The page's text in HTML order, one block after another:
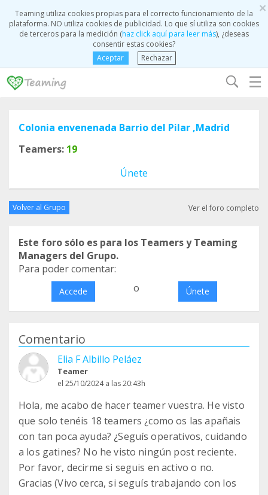
×
Teaming utiliza cookies propias para el correcto funcionamiento de la
plataforma. NO utiliza cookies de publicidad. Lo que sí utiliza son cookies
de terceros para la medición (haz click aquí para leer más), ¿deseas
consentir estas cookies?
Aceptar
Rechazar
☰
Colonia envenenada Barrio del Pilar ,Madrid
Teamers: 19
Únete
Volver al Grupo Ver el foro completo
Este foro sólo es para los Teamers y Teaming
Managers del Grupo.
Para poder comentar:
Accede o Únete
Comentario
Elia F Albillo Peláez
Teamer
el 25/10/2024 a las 20:43h
Hola, me acabo de hacer teamer vuestra. He visto
que solo tenéis 18 teamers ¿como os las apañais
con tan poca ayuda? ¿Seguís operativos, cuidando
a los gatines? No he visto ningún post reciente.
Por favor, decirme si seguis en activo o no.
Gracias (Vivo cerca, si seguís trabajando con los